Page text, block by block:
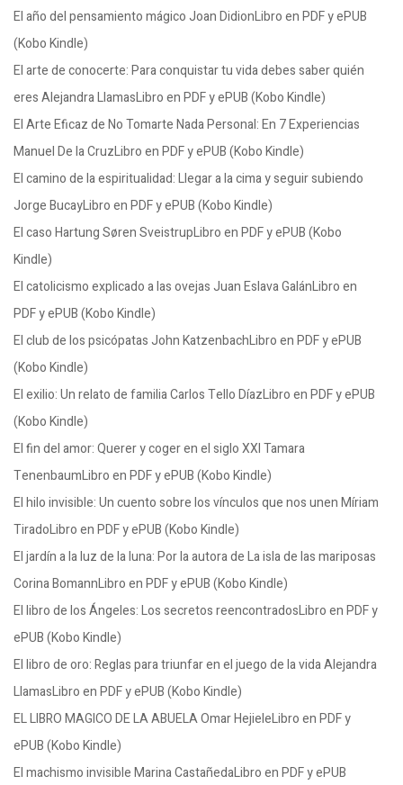
El año del pensamiento mágico Joan DidionLibro en PDF y ePUB
(Kobo Kindle)
El arte de conocerte: Para conquistar tu vida debes saber quién
eres Alejandra LlamasLibro en PDF y ePUB (Kobo Kindle)
El Arte Eficaz de No Tomarte Nada Personal: En 7 Experiencias
Manuel De la CruzLibro en PDF y ePUB (Kobo Kindle)
El camino de la espiritualidad: Llegar a la cima y seguir subiendo
Jorge BucayLibro en PDF y ePUB (Kobo Kindle)
El caso Hartung Søren SveistrupLibro en PDF y ePUB (Kobo
Kindle)
El catolicismo explicado a las ovejas Juan Eslava GalánLibro en
PDF y ePUB (Kobo Kindle)
El club de los psicópatas John KatzenbachLibro en PDF y ePUB
(Kobo Kindle)
El exilio: Un relato de familia Carlos Tello DíazLibro en PDF y ePUB
(Kobo Kindle)
El fin del amor: Querer y coger en el siglo XXI Tamara
TenenbaumLibro en PDF y ePUB (Kobo Kindle)
El hilo invisible: Un cuento sobre los vínculos que nos unen Míriam
TiradoLibro en PDF y ePUB (Kobo Kindle)
El jardín a la luz de la luna: Por la autora de La isla de las mariposas
Corina BomannLibro en PDF y ePUB (Kobo Kindle)
El libro de los Ángeles: Los secretos reencontradosLibro en PDF y
ePUB (Kobo Kindle)
El libro de oro: Reglas para triunfar en el juego de la vida Alejandra
LlamasLibro en PDF y ePUB (Kobo Kindle)
EL LIBRO MAGICO DE LA ABUELA Omar HejieleLibro en PDF y
ePUB (Kobo Kindle)
El machismo invisible Marina CastañedaLibro en PDF y ePUB